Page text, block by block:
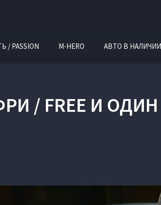
/ PASSION M-HERO АВТО В НАЛИЧИИ
/ FREE И